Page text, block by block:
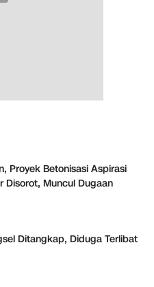
Proyek Betonisasi Aspirasi
Disorot, Muncul Dugaan
Ditangkap, Diduga Terlibat